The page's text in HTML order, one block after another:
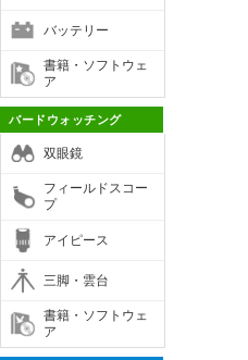
バッテリー
書籍・ソフトウェ
ア
バードウォッチング
双眼鏡
フィールドスコー
プ
アイピース
三脚・雲台
書籍・ソフトウェ
ア